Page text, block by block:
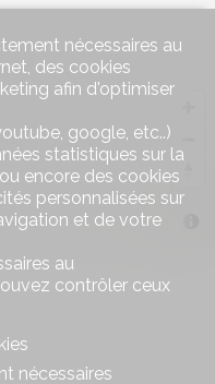
MapLibre
nécessaires au
des cookies
afin d'optimiser
google, etc..)
statistiques sur la
encore des cookies
personnalisées sur
et de votre
au
contrôler ceux
nécessaires